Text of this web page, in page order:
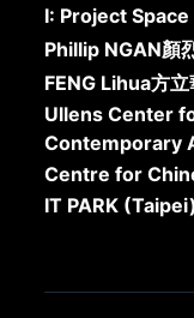
I: Project
Phillip NGAN顏
FENG Lihua方立
Ullens Center
Contemporary
Centre for
IT PARK